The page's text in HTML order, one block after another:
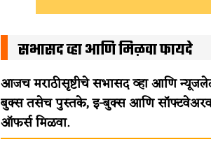
सभासद व्हा आणि मिळवा फायदे
आजच मराठीसृष्टीचे सभासद व्हा आणि
बुक्स तसेच पुस्तके, इ-बुक्स आणि
ऑफर्स मिळवा.